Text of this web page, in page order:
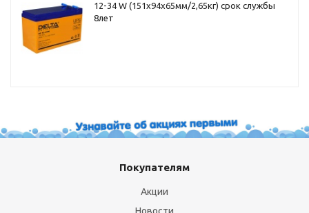
12-34 W (151x94x65мм/2,65кг) срок службы
8лет
Покупателям
Акции